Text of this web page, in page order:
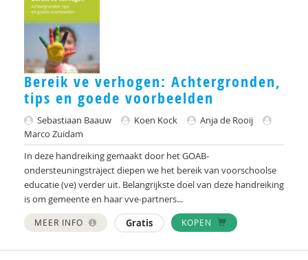
Bereik ve verhogen: Achtergronden,
tips en goede voorbeelden
Sebastiaan Baauw Koen Kock
Anja de Rooij
Marco Zuidam
In deze handreiking gemaakt door het GOAB-
ondersteuningstraject diepen we het bereik van voorschoolse
educatie (ve) verder uit. Belangrijkste doel van deze handreiking
is om gemeente en haar vve-partners...
MEER INFO Gratis KOPEN